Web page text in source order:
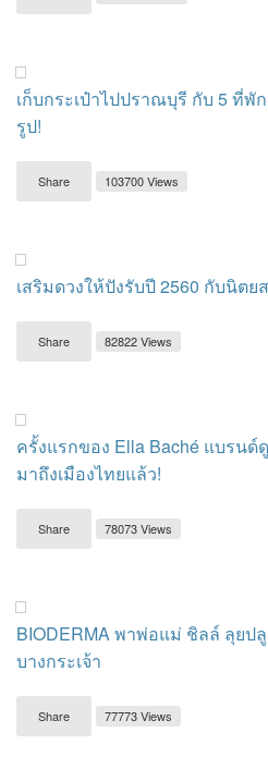
เก็บกระเป๋าไปปราณบุรี กับ 5 ที่พั
รูป!
Share 103700 Views
เสริมดวงให้ปังรับปี 2560 กับนิตย
Share 82822 Views
ครั้งแรกของ Ella Baché แบรน
มาถึงเมืองไทยแล้ว!
Share 78073 Views
BIODERMA พาพ่อแม่ ชิลล์ ลุย
บางกระเจ้า
Share 77773 Views